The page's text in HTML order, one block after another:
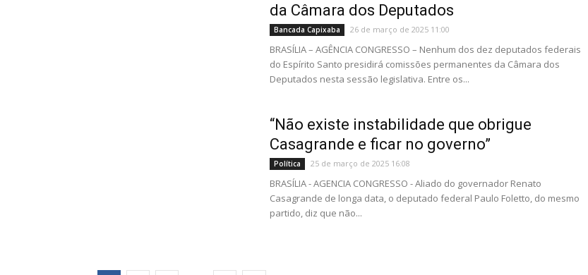
da Câmara dos Deputados
Bancada Capixaba 26 de março de 2025 11:00
BRASÍLIA – AGÊNCIA CONGRESSO – Nenhum dos dez deputados federais
do Espírito Santo presidirá comissões permanentes da Câmara dos
Deputados nesta sessão legislativa. Entre os...
“Não existe instabilidade que obrigue
Casagrande e ficar no governo”
Política 25 de março de 2025 16:08
BRASÍLIA - AGENCIA CONGRESSO - Aliado do governador Renato
Casagrande de longa data, o deputado federal Paulo Foletto, do mesmo
partido, diz que não...